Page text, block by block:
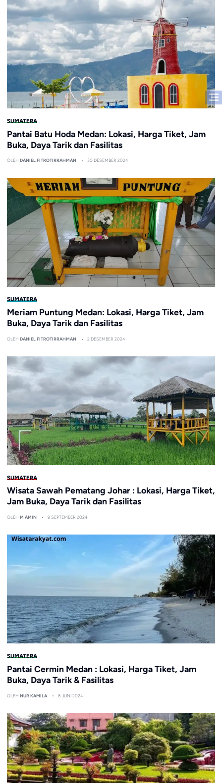
SUMATERA
Pantai Batu Hoda Medan: Lokasi, Harga Tiket, Jam
Buka, Daya Tarik dan Fasilitas
OLEH DANIEL FITROTIRRAHMAN 30 DESEMBER 2024
SUMATERA
Meriam Puntung Medan: Lokasi, Harga Tiket, Jam
Buka, Daya Tarik dan Fasilitas
OLEH DANIEL FITROTIRRAHMAN 2 DESEMBER 2024
SUMATERA
Wisata Sawah Pematang Johar : Lokasi, Harga Tiket,
Jam Buka, Daya Tarik dan Fasilitas
OLEH M AMIN 9 SEPTEMBER 2024
SUMATERA
Pantai Cermin Medan : Lokasi, Harga Tiket, Jam
Buka, Daya Tarik & Fasilitas
OLEH NUR KAMILA 8 JUNI 2024